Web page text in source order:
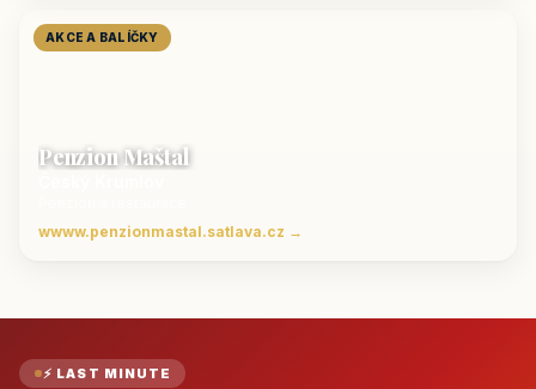
AKCE A BALÍČKY
Penzion Maštal
wwww.penzionmastal.satlava.cz →
⚡ LAST MINUTE